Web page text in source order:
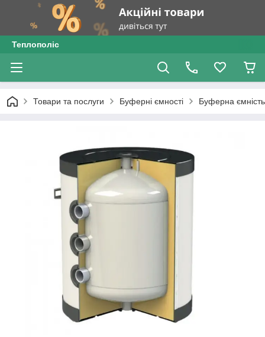
Теплополіс
Товари та послуги Буферні ємності Буферна